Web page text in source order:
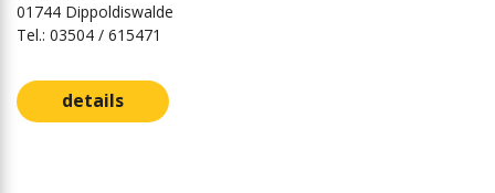
01744 Dippoldiswalde
Tel.: 03504 / 615471
details